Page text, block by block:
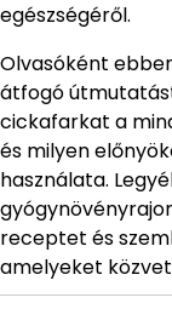
egészségéről.
Olvasóként
átfogó
cickafarkat a
és milyen
használata.
receptet és
amelyeket